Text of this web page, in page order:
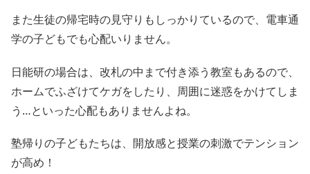
また生徒の帰宅時の見守りもしっかりているので、電車通
学の子どもでも心配いりません。
日能研の場合は、改札の中まで付き添う教室もあるので、
ホームでふざけてケガをしたり、周囲に迷惑をかけてしま
う…といった心配もありませんよね。
塾帰りの子どもたちは、開放感と授業の刺激でテンション
が高め！